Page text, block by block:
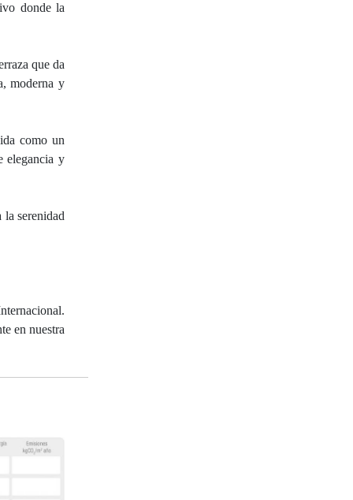
donde la
que da
moderna y
como un
elegancia y
serenidad
en nuestra